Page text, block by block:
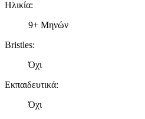
Ηλικία:
9+ Μηνών
Bristles:
Όχι
Εκπαιδευτικά:
Όχι